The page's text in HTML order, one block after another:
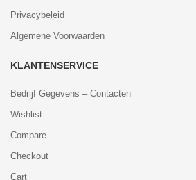
Privacybeleid
Algemene Voorwaarden
KLANTENSERVICE
Bedrijf Gegevens – Contacten
Wishlist
Compare
Checkout
Cart